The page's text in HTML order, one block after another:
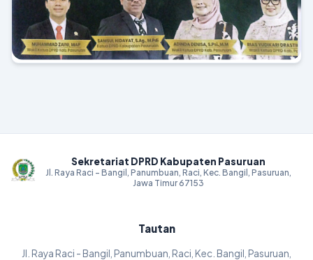
Sekretariat DPRD Kabupaten Pasuruan
Jl. Raya Raci - Bangil, Panumbuan, Raci, Kec. Bangil, Pasuruan,
Jawa Timur 67153
Tautan
Jl. Raya Raci - Bangil, Panumbuan, Raci, Kec. Bangil, Pasuruan,